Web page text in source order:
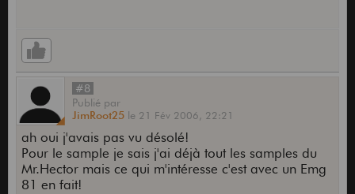
#8
Publié par
JimRoot25 le 21 Fév 2006, 22:21
ah oui j'avais pas vu désolé!
Pour le sample je sais j'ai déjà tout les samples du
Mr.Hector mais ce qui m'intéresse c'est avec un Emg
81 en fait!